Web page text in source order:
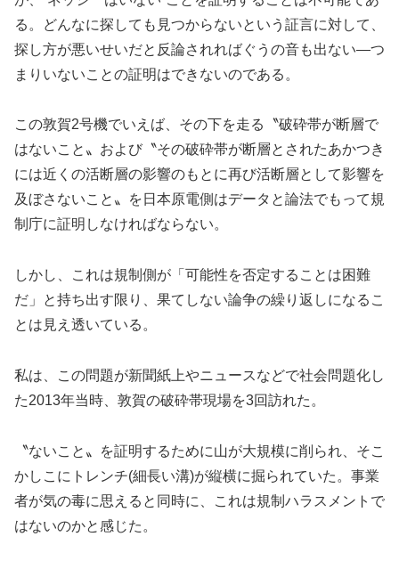
る。どんなに探しても見つからないという証言に対して、
探し方が悪いせいだと反論されればぐうの音も出ない—つ
まりいないことの証明はできないのである。
この敦賀2号機でいえば、その下を走る〝破砕帯が断層で
はないこと〟および〝その破砕帯が断層とされたあかつき
には近くの活断層の影響のもとに再び活断層として影響を
及ぼさないこと〟を日本原電側はデータと論法でもって規
制庁に証明しなければならない。
しかし、これは規制側が「可能性を否定することは困難
だ」と持ち出す限り、果てしない論争の繰り返しになるこ
とは見え透いている。
私は、この問題が新聞紙上やニュースなどで社会問題化し
た2013年当時、敦賀の破砕帯現場を3回訪れた。
〝ないこと〟を証明するために山が大規模に削られ、そこ
かしこにトレンチ(細長い溝)が縦横に掘られていた。事業
者が気の毒に思えると同時に、これは規制ハラスメントで
はないのかと感じた。